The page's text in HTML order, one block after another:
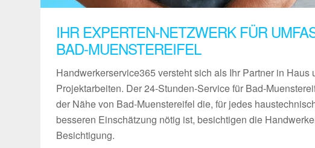
IHR EXPERTEN-NETZWERK FÜR
BAD-MUENSTEREIFEL
Handwerkerservice365 versteht sich als Ihr Partner in
Projektarbeiten. Der 24-Stunden-Service für Bad-
der Nähe von Bad-Muenstereifel die, für jedes
besseren Einschätzung nötig ist, besichtigen die
Besichtigung.